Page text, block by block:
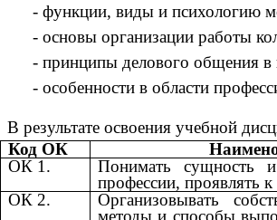
- функции, виды и психологию
- основы организации работы
- принципы делового общения в
- особенности в области
В результате освоения учебной
Код ОК
ОК 1.
Понимать сущность
профессии, проявлять
ОК 2.
Организовывать
методы и способы